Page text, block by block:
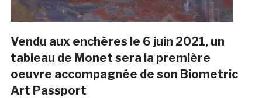
Vendu aux enchères le 6 juin 2021, un
tableau de Monet sera la première
oeuvre accompagnée de son Biometric
Art Passport